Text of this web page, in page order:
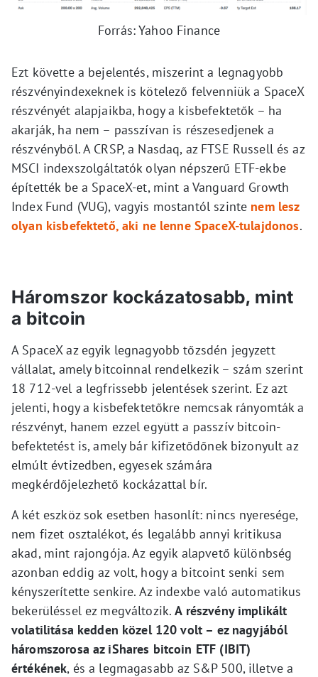
Forrás: Yahoo Finance
Ezt követte a bejelentés, miszerint a legnagyobb
részvényindexeknek is kötelező felvenniük a SpaceX
részvényét alapjaikba, hogy a kisbefektetők – ha
akarják, ha nem – passzívan is részesedjenek a
részvényből. A CRSP, a Nasdaq, az FTSE Russell és az
MSCI indexszolgáltatók olyan népszerű ETF-ekbe
építették be a SpaceX-et, mint a Vanguard Growth
Index Fund (VUG), vagyis mostantól szinte nem lesz
olyan kisbefektető, aki ne lenne SpaceX-tulajdonos.
Háromszor kockázatosabb, mint
a bitcoin
A SpaceX az egyik legnagyobb tőzsdén jegyzett
vállalat, amely bitcoinnal rendelkezik – szám szerint
18 712-vel a legfrissebb jelentések szerint. Ez azt
jelenti, hogy a kisbefektetőkre nemcsak rányomták a
részvényt, hanem ezzel együtt a passzív bitcoin-
befektetést is, amely bár kifizetődőnek bizonyult az
elmúlt évtizedben, egyesek számára
megkérdőjelezhető kockázattal bír.
A két eszköz sok esetben hasonlít: nincs nyeresége,
nem fizet osztalékot, és legalább annyi kritikusa
akad, mint rajongója. Az egyik alapvető különbség
azonban eddig az volt, hogy a bitcoint senki sem
kényszerítette senkire. Az indexbe való automatikus
bekerüléssel ez megváltozik.A részvény implikált
volatilitása kedden közel 120 volt – ez nagyjából
háromszorosa az iShares bitcoin ETF (IBIT)
értékének, és a legmagasabb az S&P 500, illetve a